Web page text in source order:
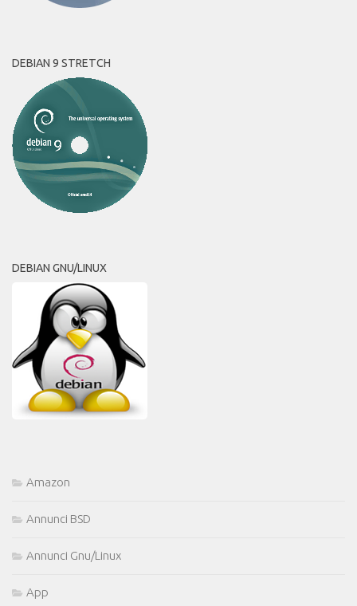
DEBIAN 9 STRETCH
DEBIAN GNU/LINUX
Amazon
Annunci BSD
Annunci Gnu/Linux
App